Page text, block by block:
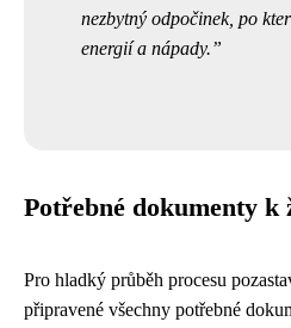
nezbytný odpočinek, po
energií a nápady.
Potřebné dokumenty k
Pro hladký průběh procesu
připravené všechny potřebné